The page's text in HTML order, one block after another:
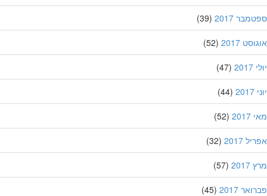
2017
(39)
2017
(52)
(47)
(44)
(52)
2017
(32)
(57)
2017
(45)